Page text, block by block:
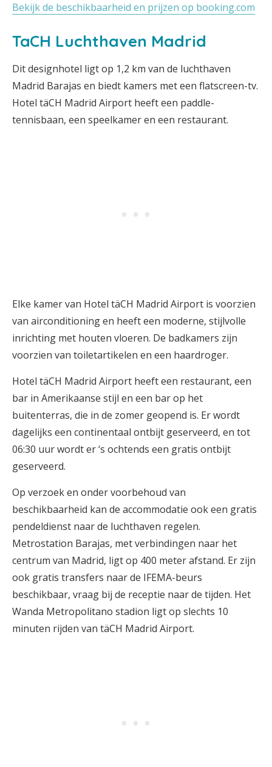
Bekijk de beschikbaarheid en prijzen op booking.com
TaCH Luchthaven Madrid
Dit designhotel ligt op 1,2 km van de luchthaven
Madrid Barajas en biedt kamers met een flatscreen-tv.
Hotel täCH Madrid Airport heeft een paddle-
tennisbaan, een speelkamer en een restaurant.
Elke kamer van Hotel täCH Madrid Airport is voorzien
van airconditioning en heeft een moderne, stijlvolle
inrichting met houten vloeren. De badkamers zijn
voorzien van toiletartikelen en een haardroger.
Hotel täCH Madrid Airport heeft een restaurant, een
bar in Amerikaanse stijl en een bar op het
buitenterras, die in de zomer geopend is. Er wordt
dagelijks een continentaal ontbijt geserveerd, en tot
06:30 uur wordt er ‘s ochtends een gratis ontbijt
geserveerd.
Op verzoek en onder voorbehoud van
beschikbaarheid kan de accommodatie ook een gratis
pendeldienst naar de luchthaven regelen.
Metrostation Barajas, met verbindingen naar het
centrum van Madrid, ligt op 400 meter afstand. Er zijn
ook gratis transfers naar de IFEMA-beurs
beschikbaar, vraag bij de receptie naar de tijden. Het
Wanda Metropolitano stadion ligt op slechts 10
minuten rijden van täCH Madrid Airport.